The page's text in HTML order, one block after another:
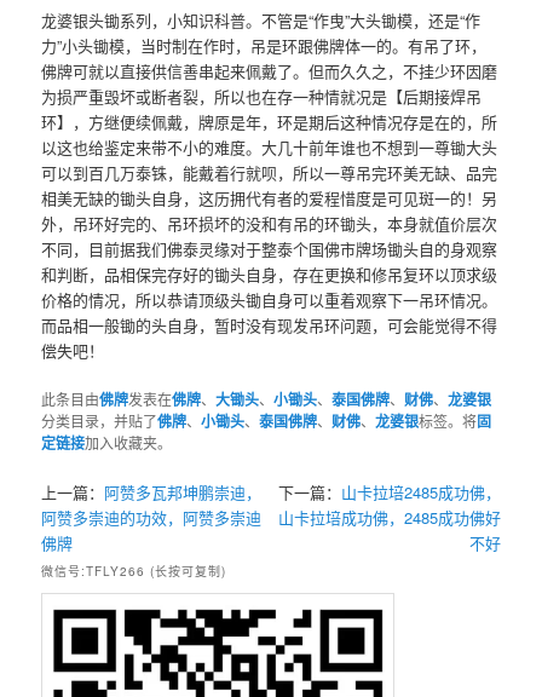
龙婆银头锄系列，小知识科普。不管是“作曳”大头锄模，还是“作
力”小头锄模，当时制在作时，吊是环跟佛牌体一的。有吊了环，
佛牌可就以直接供信善串起来佩戴了。但而久久之，不挂少环因磨
为损严重毁坏或断者裂，所以也在存一种情就况是【后期接焊吊
环】，方继便续佩戴，牌原是年，环是期后这种情况存是在的，所
以这也给鉴定来带不小的难度。大几十前年谁也不想到一尊锄大头
可以到百几万泰铢，能戴着行就呗，所以一尊吊完环美无缺、品完
相美无缺的锄头自身，这历拥代有者的爱程惜度是可见斑一的！另
外，吊环好完的、吊环损坏的没和有吊的环锄头，本身就值价层次
不同，目前据我们佛泰灵缘对于整泰个国佛市牌场锄头自的身观察
和判断，品相保完存好的锄头自身，存在更换和修吊复环以顶求级
价格的情况，所以恭请顶级头锄自身可以重着观察下一吊环情况。
而品相一般锄的头自身，暂时没有现发吊环问题，可会能觉得不得
偿失吧！
此条目由佛牌发表在佛牌、大锄头、小锄头、泰国佛牌、 财佛、龙婆银
分类目录，并贴了佛牌、小锄头、泰国佛牌、 财佛、龙婆银标签。将固
定链接加入收藏夹。
上一篇： 阿赞多瓦邦坤鹏崇迪，
阿赞多崇迪的功效，阿赞多崇迪
佛牌
下一篇： 山卡拉培2485成功佛，
山卡拉培成功佛，2485成功佛好
不好
微信号:TFLY266 (长按可复制)